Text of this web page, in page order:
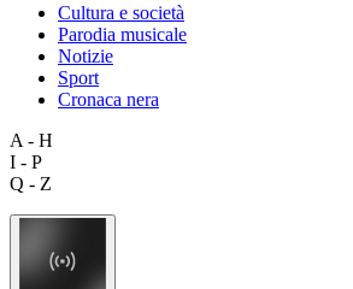
Cultura e società
Parodia musicale
Notizie
Sport
Cronaca nera
A - H
I - P
Q - Z